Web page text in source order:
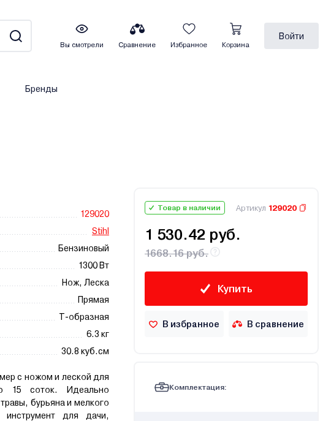
Вы смотрели Сравнение Избранное Корзина
Войти
Бренды
129020
Stihl
Бензиновый
1300 Вт
Нож, Леска
Прямая
T-образная
6.3 кг
30.8 куб.см
с ножом и леской для
15 соток. Идеально
бурьяна и мелкого
для дачи,
Товар в наличии Артикул 129020
1 530.42 руб.
1668.16 руб.
Купить
В избранное В сравнение
Комплектация: